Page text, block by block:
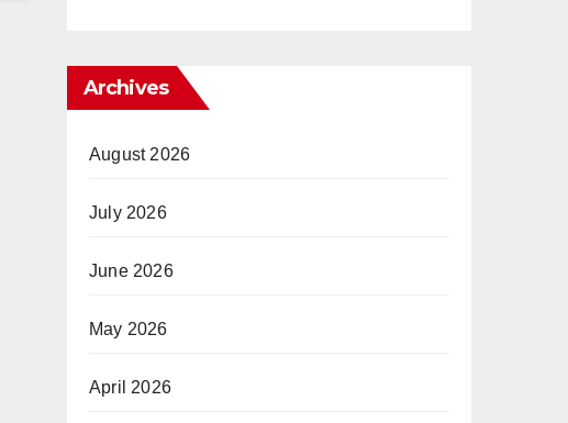
Archives
August 2026
July 2026
June 2026
May 2026
April 2026